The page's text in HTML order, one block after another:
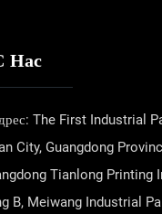
Нас
The First Industrial
City, Guangdong
Tianlong Printing
B, Meiwang Industrial